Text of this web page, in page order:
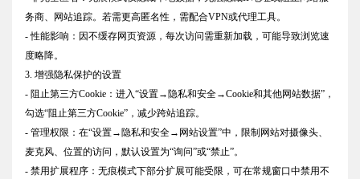
务商、网站追踪。若需更高匿名性，需配合VPN或代理工具。
- 性能影响：因不缓存网页资源，每次访问需重新加载，可能导致浏览速
度略降。
3. 增强隐私保护的设置
- 阻止第三方Cookie：进入“设置→隐私和安全→Cookie和其他网站数据”，
勾选“阻止第三方Cookie”，减少跨站追踪。
- 管理权限：在“设置→隐私和安全→网站设置”中，限制网站对摄像头、
麦克风、位置的访问，默认设置为“询问”或“禁止”。
- 禁用扩展程序：无痕模式下部分扩展可能受限，可在常规窗口中禁用不